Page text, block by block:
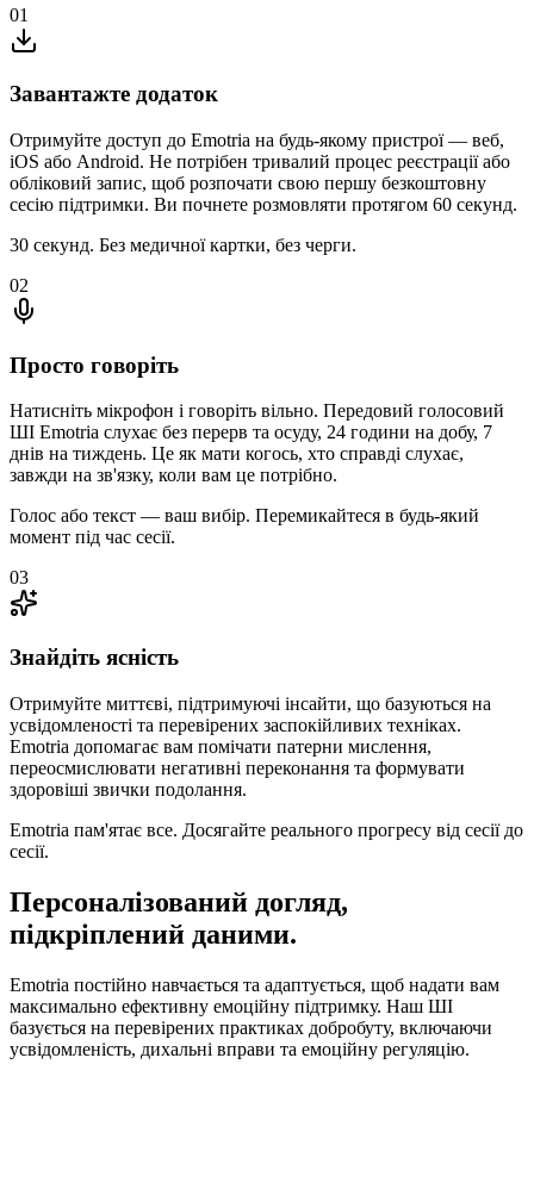
01
Завантажте додаток
Отримуйте доступ до Emotria на будь-якому пристрої — веб,
iOS або Android. Не потрібен тривалий процес реєстрації або
обліковий запис, щоб розпочати свою першу безкоштовну
сесію підтримки. Ви почнете розмовляти протягом 60 секунд.
30 секунд. Без медичної картки, без черги.
02
Просто говоріть
Натисніть мікрофон і говоріть вільно. Передовий голосовий
ШІ Emotria слухає без перерв та осуду, 24 години на добу, 7
днів на тиждень. Це як мати когось, хто справді слухає,
завжди на зв'язку, коли вам це потрібно.
Голос або текст — ваш вибір. Перемикайтеся в будь-який
момент під час сесії.
03
Знайдіть ясність
Отримуйте миттєві, підтримуючі інсайти, що базуються на
усвідомленості та перевірених заспокійливих техніках.
Emotria допомагає вам помічати патерни мислення,
переосмислювати негативні переконання та формувати
здоровіші звички подолання.
Emotria пам'ятає все. Досягайте реального прогресу від сесії до
сесії.
Персоналізований догляд,
підкріплений даними.
Emotria постійно навчається та адаптується, щоб надати вам
максимально ефективну емоційну підтримку. Наш ШІ
базується на перевірених практиках добробуту, включаючи
усвідомленість, дихальні вправи та емоційну регуляцію.